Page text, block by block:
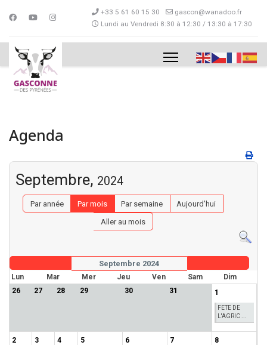
+33 5 61 60 15 30
gascon@wanadoo.fr
Lundi au Vendredi 8:30 à 12:30 / 13:30 à 17:30
Agenda
Septembre, 2024
Par année Par mois Par semaine
Aujourd'hui
Aller au mois
Septembre 2024
Lun Mar Mer Jeu Ven Sam
Dim
26
27 28 29 30 31 1
FETE DE
L'AGRIC ...
2 3 4 5 6 7 8